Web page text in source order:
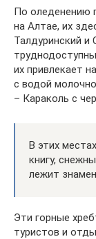
По оледенению
на Алтае, их
Талдуринский и
их привлекает
с водой
– Караколь с
В этих
книгу,
лежит
Эти горные
туристов и